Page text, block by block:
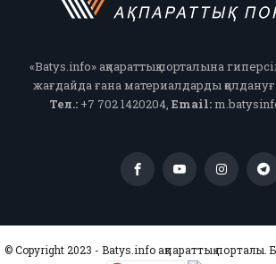
«Batys.info» ақпараттық порталына
жағдайда ғана материалдарды қолдануға
Тел.:+7 702 1420204, Email:
© Copyright 2023 - Batys.info ақпараттық порталы.